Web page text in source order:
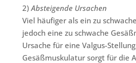
2) Absteigende Ursachen
Viel häufiger als ein zu
jedoch eine zu schwache
Ursache für eine Valgus-
Gesäßmuskulatur sorgt für die